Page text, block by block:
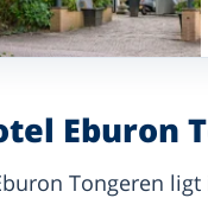
Eburon
Tongeren